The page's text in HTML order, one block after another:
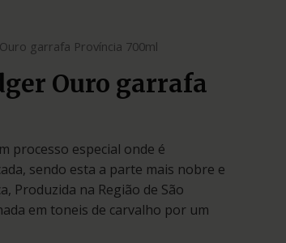
garrafa Província 700ml
Ouro garrafa
processo especial onde é
sendo esta a parte mais nobre e
Produzida na Região de São
em toneis de carvalho por um